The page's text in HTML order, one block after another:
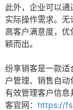
此外，企业可以
实际操作需求。
高客户满意度，
颖而出。
纷享销客是一款
户管理、销售自动
有效管理客户信息
客官网： https://